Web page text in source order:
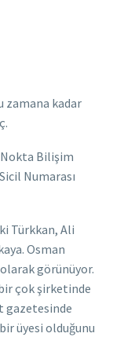
zamana kadar
Nokta Bilişim
Numarası
Türkkan, Ali
Osman
görünüyor.
bir çok şirketinde
gazetesinde
üyesi olduğunu